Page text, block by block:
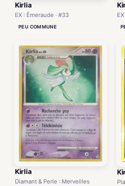
Kirlia
EX : Émeraude · #33
PEU COMMUNE
Kirlia
Diamant & Perle : Merveilles